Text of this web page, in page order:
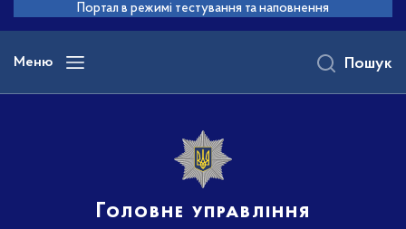
основного
вмісту
Портал в режимі тестування та наповнення
Меню
Головне управління
Пошук